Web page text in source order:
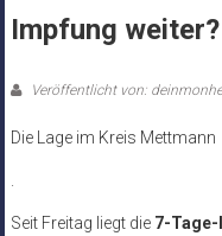
Impfung weiter?
Veröffentlicht von:
Die Lage im Kreis Mettmann
Seit Freitag liegt die 7-Tage-